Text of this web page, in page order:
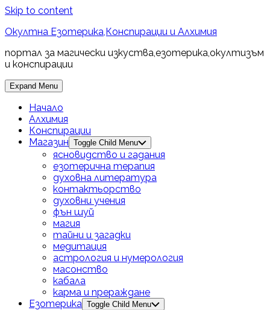
Skip to content
Окултна Езотерика,Конспирации и Алхимия
портал за магически изкуства,езотерика,окултизъм
и конспирации
Expand Menu
Начало
Алхимия
Конспирации
Магазин Toggle Child Menu
ясновидство и гадания
езотерична терапия
духовна литература
контактьорство
духовни учения
фън шуй
магия
тайни и загадки
медитация
астрология и нумерология
масонство
кабала
карма и прераждане
Езотерика Toggle Child Menu